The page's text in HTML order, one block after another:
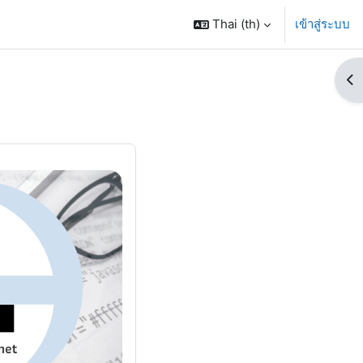
Thai ‎(th)‎ เข้าสู่ระบบ